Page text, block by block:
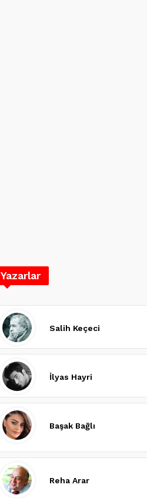
Yazarlar
Salih Keçeci
İlyas Hayri
Başak Bağlı
Reha Arar